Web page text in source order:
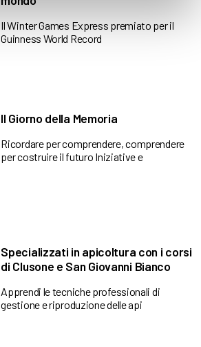
Il Winter Games Express premiato per il
Guinness World Record
Il Giorno della Memoria
Ricordare per comprendere, comprendere
per costruire il futuro Iniziative e
Specializzati in apicoltura con i corsi
di Clusone e San Giovanni Bianco
Apprendi le tecniche professionali di
gestione e riproduzione delle api